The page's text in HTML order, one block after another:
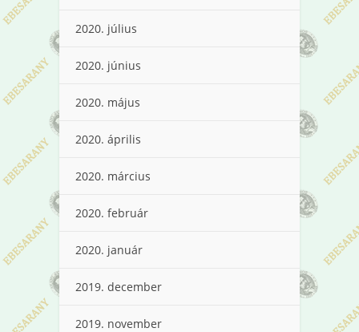
2020. július
2020. június
2020. május
2020. április
2020. március
2020. február
2020. január
2019. december
2019. november